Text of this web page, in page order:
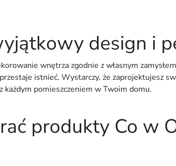
design i
wnętrza zgodnie z własnym
istnieć. Wystarczy, że zaprojektujesz
pomieszczeniem w Twoim domu.
produkty Co w